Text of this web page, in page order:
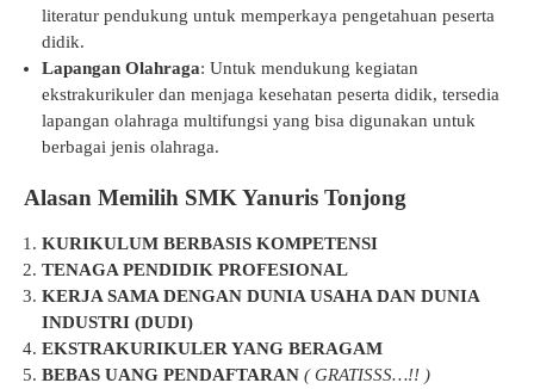
literatur pendukung untuk memperkaya pengetahuan peserta
didik.
Lapangan Olahraga: Untuk mendukung kegiatan
ekstrakurikuler dan menjaga kesehatan peserta didik, tersedia
lapangan olahraga multifungsi yang bisa digunakan untuk
berbagai jenis olahraga.
Alasan Memilih SMK Yanuris Tonjong
KURIKULUM BERBASIS KOMPETENSI
TENAGA PENDIDIK PROFESIONAL
KERJA SAMA DENGAN DUNIA USAHA DAN DUNIA
INDUSTRI (DUDI)
EKSTRAKURIKULER YANG BERAGAM
BEBAS UANG PENDAFTARAN ( GRATISSS…!! )